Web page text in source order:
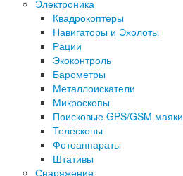
Электроника
Квадрокоптеры
Навигаторы и Эхолоты
Рации
Экоконтроль
Барометры
Металлоискатели
Микроскопы
Поисковые GPS/GSM маяки
Телескопы
Фотоаппараты
Штативы
Снаряжение